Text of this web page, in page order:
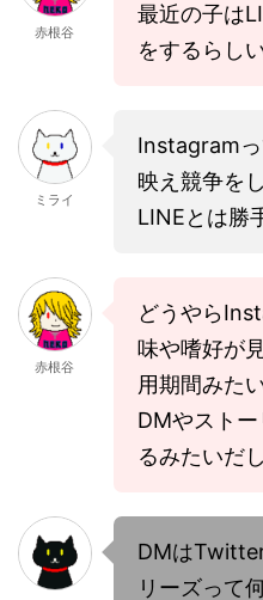
赤根谷
最近の子は
をするらし
ミライ
Instagram
映え競争を
LINEとは勝
赤根谷
どうやら
味や嗜好が
用期間みた
DMやスト
るみたいだし
DMは
リーズって